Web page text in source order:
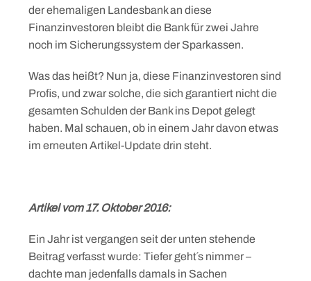
der ehemaligen Landesbank an diese
Finanzinvestoren bleibt die Bank für zwei Jahre
noch im Sicherungssystem der Sparkassen.
Was das heißt? Nun ja, diese Finanzinvestoren sind
Profis, und zwar solche, die sich garantiert nicht die
gesamten Schulden der Bank ins Depot gelegt
haben. Mal schauen, ob in einem Jahr davon etwas
im erneuten Artikel-Update drin steht.
Artikel vom 17. Oktober 2016:
Ein Jahr ist vergangen seit der unten stehende
Beitrag verfasst wurde: Tiefer geht´s nimmer –
dachte man jedenfalls damals in Sachen